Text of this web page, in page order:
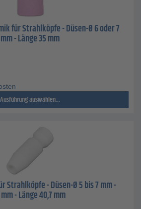
für Strahlköpfe - Düsen-Ø 6 oder 7
- Länge 35 mm
Ausführung auswählen...
Strahlköpfe - Düsen-Ø 5 bis 7 mm -
- Länge 40,7 mm